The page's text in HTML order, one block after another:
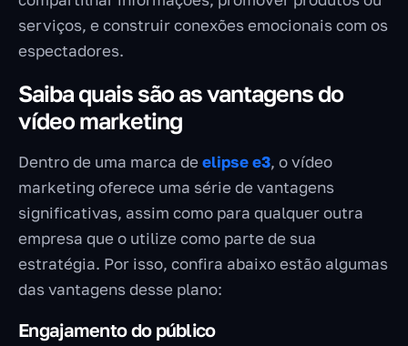
serviços, e construir conexões emocionais com os
espectadores.
Saiba quais são as vantagens do
vídeo marketing
Dentro de uma marca de elipse e3, o vídeo
marketing oferece uma série de vantagens
significativas, assim como para qualquer outra
empresa que o utilize como parte de sua
estratégia. Por isso, confira abaixo estão algumas
das vantagens desse plano:
Engajamento do público